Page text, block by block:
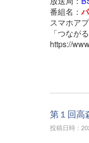
番組名：
スマホア
「つなが
https://
第１回高
投稿日時 :